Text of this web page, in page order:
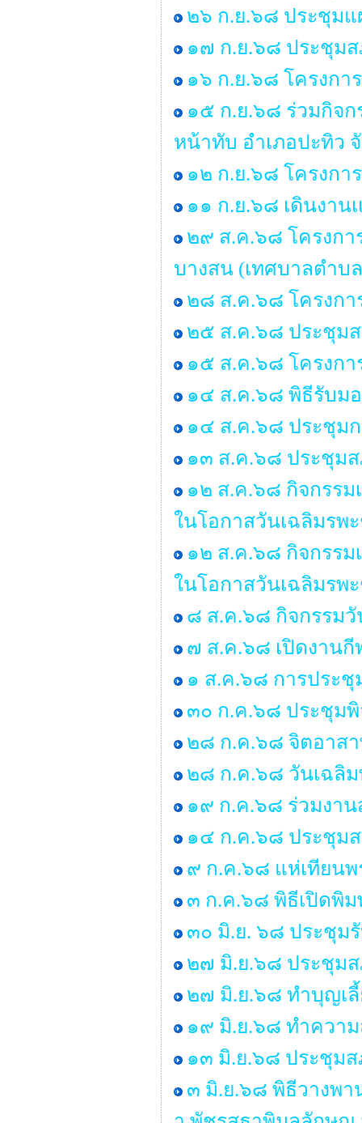
๒๖ ก.ย.๖๘ ประชุม
๑๗ ก.ย.๖๘ ประชุม
๑๖ ก.ย.๖๘ โครงกา
๑๕ ก.ย.๖๘ ร่วมกิจ
หน้าทับ อำเภอปะทิว
๑๒ ก.ย.๖๘ โครงกา
๑๑ ก.ย.๖๘ เดินงาน
๒๙ ส.ค.๖๘ โครงกา
บางสน (เทศบาลตำบ
๒๘ ส.ค.๖๘ โครงก
๒๕ ส.ค.๖๘ ประชุม
๑๕ ส.ค.๖๘ โครงก
๑๔ ส.ค.๖๘ พิธีรับม
๑๔ ส.ค.๖๘ ประชุม
๑๓ ส.ค.๖๘ ประชุม
๑๒ ส.ค.๖๘ กิจกรรม
ในโอกาสวันเฉลิมรพ
๑๒ ส.ค.๖๘ กิจกรรม
ในโอกาสวันเฉลิมรพ
๘ ส.ค.๖๘ กิจกรรม
๗ ส.ค.๖๘ เปิดงานกี
๑ ส.ค.๖๘ การประ
๓๐ ก.ค.๖๘ ประชุม
๒๘ ก.ค.๖๘ จิตอาส
๒๘ ก.ค.๖๘ วันเฉลิม
๑๙ ก.ค.๖๘ ร่วมงา
๑๔ ก.ค.๖๘ ประชุม
๙ ก.ค.๖๘ แห่เทียน
๓ ก.ค.๖๘ พิธีเปิดพิ
๓๐ มิ.ย. ๖๘ ประชุม
๒๗ มิ.ย.๖๘ ประชุม
๒๗ มิ.ย.๖๘ ทำบุญเลี้
๑๙ มิ.ย.๖๘ ทำควา
๑๓ มิ.ย.๖๘ ประชุมส
๓ มิ.ย.๖๘ พิธีวางพา